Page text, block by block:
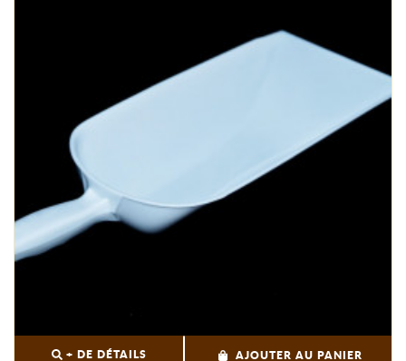
+ DE DÉTAILS AJOUTER AU PANIER